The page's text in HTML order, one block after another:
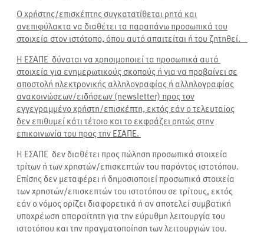
Ο χρήστης/επισκέπτης συγκατατίθεται ρητά και
ανεπιφύλακτα να διαθέτει τα παραπάνω προσωπικά του
στοιχεία στον ιστότοπο, όπου αυτό απαιτείται ή του ζητηθεί.
Η ΕΣΑΠΕ δύναται να χρησιμοποιεί τα προσωπικά αυτά
στοιχεία για ενημερωτικούς σκοπούς ή για να προβαίνει σε
αποστολή ηλεκτρονικής αλληλογραφίας ή αλληλογραφίας
ανακοινώσεων/ειδήσεων (newsletter) προς τον
εγγεγραμμένο χρήστη/επισκέπτη, εκτός εάν ο τελευταίος
δεν επιθυμεί κάτι τέτοιο και το εκφράζει ρητώς στην
επικοινωνία του προς την ΕΣΑΠΕ.
Η ΕΣΑΠΕ δεν διαθέτει προς πώληση προσωπικά στοιχεία
τρίτων ή των χρηστών/επισκεπτών του παρόντος ιστοτόπου.
Επίσης δεν μεταφέρει ή δημοσιοποιεί προσωπικά στοιχεία
των χρηστών/επισκεπτών του ιστοτόπου σε τρίτους, εκτός
εάν ο νόμος ορίζει διαφορετικά ή αν αποτελεί συμβατική
υποχρέωση απαραίτητη για την εύρυθμη λειτουργία του
ιστοτόπου και την πραγματοποίηση των λειτουργιών του.